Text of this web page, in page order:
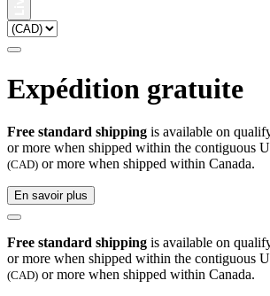
Expédition gratuite
Free standard shipping is available on
or more when shipped within the contiguous
(CAD) or more when shipped within Canada.
En savoir plus
Free standard shipping is available on
or more when shipped within the contiguous
(CAD) or more when shipped within Canada.